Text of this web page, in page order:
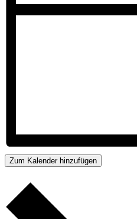
Zum Kalender hinzufügen